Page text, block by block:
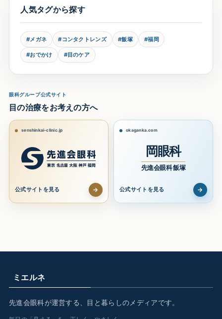
人気タグから探す
#メガネ #コンタクトレンズ #飯塚 #福岡
#おでかけ #目のケア
眼科グループ公式サイト
目の治療をお考えの方へ
senshinkai-clinic.jp
公式サイトを見る →
okaganka.com
岡眼科
先進会眼科 飯塚
公式サイトを見る →
ミエルネ
先進会眼科が運営する、目と暮らしのメディアです。